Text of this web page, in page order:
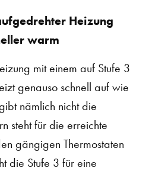
Heizung
warm
mit einem auf Stufe 3
genauso schnell auf wie
nämlich nicht die
steht für die erreichte
gängigen Thermostaten
die Stufe 3 für eine